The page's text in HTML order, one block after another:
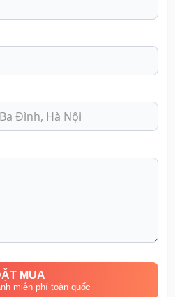
MUA
miễn phí toàn quốc